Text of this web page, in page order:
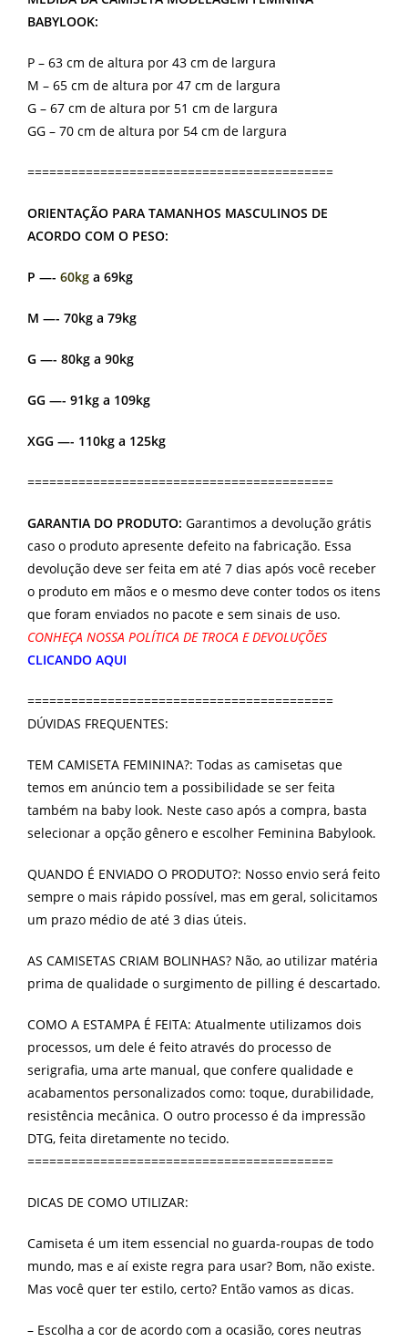
BABYLOOK:
P – 63 cm de altura por 43 cm de largura
M – 65 cm de altura por 47 cm de largura
G – 67 cm de altura por 51 cm de largura
GG – 70 cm de altura por 54 cm de largura
==========================================
ORIENTAÇÃO PARA TAMANHOS MASCULINOS DE
ACORDO COM O PESO:
P —- 60kg a 69kg
M —- 70kg a 79kg
G —- 80kg a 90kg
GG —- 91kg a 109kg
XGG —- 110kg a 125kg
==========================================
GARANTIA DO PRODUTO: Garantimos a devolução grátis
caso o produto apresente defeito na fabricação. Essa
devolução deve ser feita em até 7 dias após você receber
o produto em mãos e o mesmo deve conter todos os itens
que foram enviados no pacote e sem sinais de uso.
CONHEÇA NOSSA POLÍTICA DE TROCA E DEVOLUÇÕES
CLICANDO AQUI
==========================================
DÚVIDAS FREQUENTES:
TEM CAMISETA FEMININA?: Todas as camisetas que
temos em anúncio tem a possibilidade se ser feita
também na baby look. Neste caso após a compra, basta
selecionar a opção gênero e escolher Feminina Babylook.
QUANDO É ENVIADO O PRODUTO?: Nosso envio será feito
sempre o mais rápido possível, mas em geral, solicitamos
um prazo médio de até 3 dias úteis.
AS CAMISETAS CRIAM BOLINHAS? Não, ao utilizar matéria
prima de qualidade o surgimento de pilling é descartado.
COMO A ESTAMPA É FEITA: Atualmente utilizamos dois
processos, um dele é feito através do processo de
serigrafia, uma arte manual, que confere qualidade e
acabamentos personalizados como: toque, durabilidade,
resistência mecânica. O outro processo é da impressão
DTG, feita diretamente no tecido.
==========================================
DICAS DE COMO UTILIZAR:
Camiseta é um item essencial no guarda-roupas de todo
mundo, mas e aí existe regra para usar? Bom, não existe.
Mas você quer ter estilo, certo? Então vamos as dicas.
– Escolha a cor de acordo com a ocasião, cores neutras